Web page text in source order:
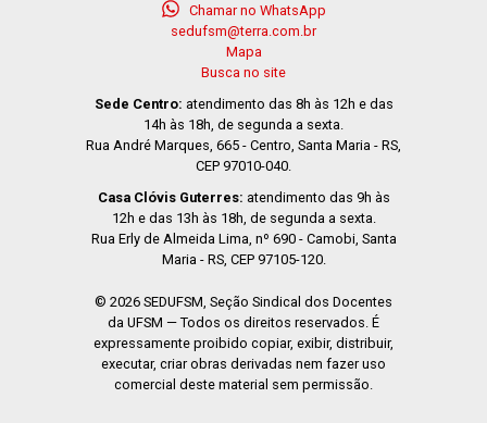
Chamar no WhatsApp
sedufsm@terra.com.br
Mapa
Busca no site
Sede Centro: atendimento das 8h às 12h e das
14h às 18h, de segunda a sexta.
Rua André Marques, 665 - Centro, Santa Maria - RS,
CEP 97010-040.
Casa Clóvis Guterres: atendimento das 9h às
12h e das 13h às 18h, de segunda a sexta.
Rua Erly de Almeida Lima, nº 690 - Camobi, Santa
Maria - RS, CEP 97105-120.
© 2026 SEDUFSM, Seção Sindical dos Docentes
da UFSM — Todos os direitos reservados. É
expressamente proibido copiar, exibir, distribuir,
executar, criar obras derivadas nem fazer uso
comercial deste material sem permissão.